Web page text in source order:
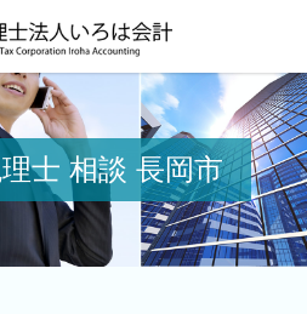
士 相談 長岡市